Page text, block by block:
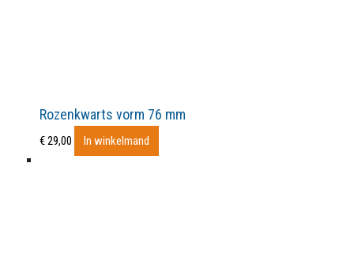
Rozenkwarts vorm 76 mm
€29,00 In winkelmand